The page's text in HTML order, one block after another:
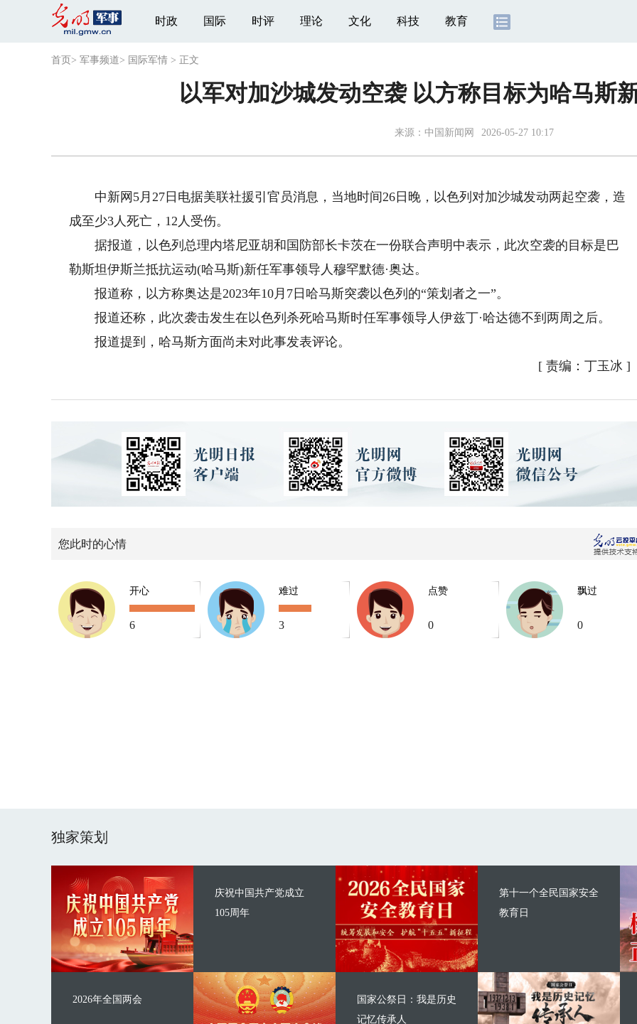
时政 国际 时评 理论 文化 科技 教育
首页 > 军事频道> 国际军情 > 正文
以军对加沙城发动空袭 以方称目标为哈马斯
来源： 中国新闻网 2026-05-27 10:17
中新网5月27日电据美联社援引官员消息，当地时间26日晚，以色列对加沙城发动两起空袭，造
成至少3人死亡，12人受伤。
据报道，以色列总理内塔尼亚胡和国防部长卡茨在一份联合声明中表示，此次空袭的目标是巴
勒斯坦伊斯兰抵抗运动(哈马斯)新任军事领导人穆罕默德·奥达。
报道称，以方称奥达是2023年10月7日哈马斯突袭以色列的“策划者之一”。
报道还称，此次袭击发生在以色列杀死哈马斯时任军事领导人伊兹丁·哈达德不到两周之后。
报道提到，哈马斯方面尚未对此事发表评论。
[ 责编：丁玉冰 ]
您此时的心情
开心
6
难过
3
点赞
0
飘过
0
独家策划
庆祝中国共产党成立
105周年
2026年全国两会
第十一个全民国家安全
教育日
国家公祭日：我是历史
记忆传承人